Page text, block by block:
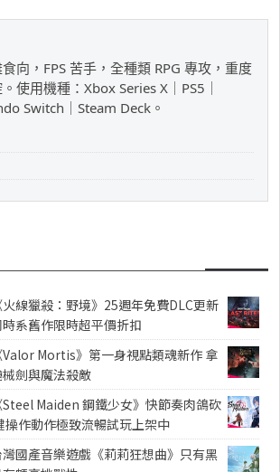
向，FPS 苦手，全種類 RPG 專攻，重度
使用機種：Xbox Series X｜PS5｜
Switch｜Steam Deck。
火線獵殺：野境》25週年免費DLC更新
系舊作限時超平價折扣
Valor Mortis》第一身視點類魂新作 拿
劍與魔法殺敵
Steel Maiden 鋼鐵少女》快節奏肉鴿砍
操作動作極致流暢試玩上架中
灣國產音樂遊戲《莉莉狂想曲》只有黑